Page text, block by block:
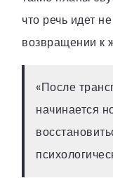
что речь идет
возвращении к
«После
начинается